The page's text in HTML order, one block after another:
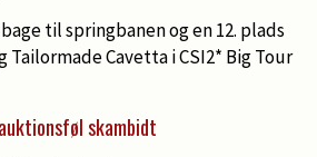
til springbanen og en 12. plads
Tailormade Cavetta i CSI2* Big Tour
skambidt